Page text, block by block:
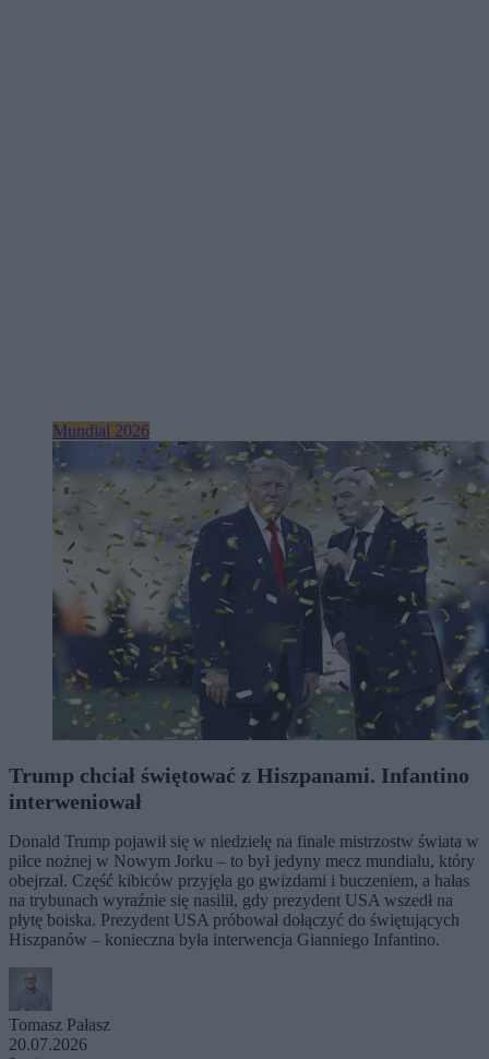
Mundial 2026
Trump chciał świętować z Hiszpanami. Infantino
interweniował
Donald Trump pojawił się w niedzielę na finale mistrzostw świata w
piłce nożnej w Nowym Jorku – to był jedyny mecz mundialu, który
obejrzał. Część kibiców przyjęła go gwizdami i buczeniem, a hałas
na trybunach wyraźnie się nasilił, gdy prezydent USA wszedł na
płytę boiska. Prezydent USA próbował dołączyć do świętujących
Hiszpanów – konieczna była interwencja Gianniego Infantino.
Tomasz Pałasz
20.07.2026